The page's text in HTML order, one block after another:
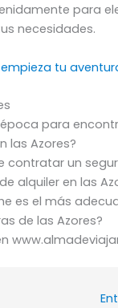
para
necesidades.
tu
para
las Azores?
contratar un
alquiler en las
es el más
de las Azores?